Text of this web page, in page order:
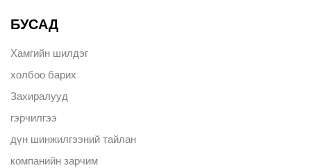
БУСАД
Хамгийн шилдэг
холбоо барих
Захиралууд
гэрчилгээ
дүн шинжилгээний тайлан
компанийн зарчим